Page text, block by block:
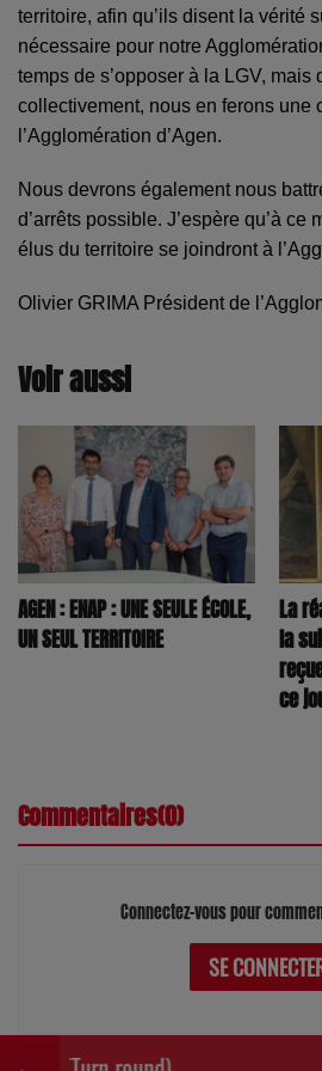
territoire, afin qu’ils disent la vérité
nécessaire pour notre
temps de s’opposer à la LGV, mais
collectivement, nous en ferons une
l’Agglomération d’Agen.
Nous devrons également nous
d’arrêts possible. J’espère qu’à ce
élus du territoire se joindront à
Olivier GRIMA Président de
Voir aussi
AGEN : ENAP : UNE SEULE ÉCOLE,
UN SEUL TERRITOIRE
La
la
ce
Commentaires(0)
Connectez-vous pour
SE